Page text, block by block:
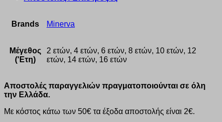
Brands Minerva
Μέγεθος
('Ετη)
2 ετών, 4 ετών, 6 ετών, 8 ετών, 10 ετών, 12
ετών, 14 ετών, 16 ετών
Αποστολές παραγγελιών πραγματοποιούνται σε όλη
την Ελλάδα.
Με κόστος κάτω των 50€ τα έξοδα αποστολής είναι 2€.